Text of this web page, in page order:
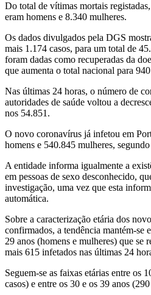
Do total de vítimas mortais
eram homens e 8.340 mulheres.
Os dados divulgados pela DGS
mais 1.174 casos, para um total de
foram dadas como recuperadas da
que aumenta o total nacional para
Nas últimas 24 horas, o número de
autoridades de saúde voltou a
nos 54.851.
O novo coronavírus já infetou em
homens e 540.845 mulheres,
A entidade informa igualmente a
em pessoas de sexo desconhecido,
investigação, uma vez que esta
automática.
Sobre a caracterização etária dos
confirmados, a tendência mantém-se
29 anos (homens e mulheres) que se
mais 615 infetados nas últimas 24
Seguem-se as faixas etárias entre os
casos) e entre os 30 e os 39 anos